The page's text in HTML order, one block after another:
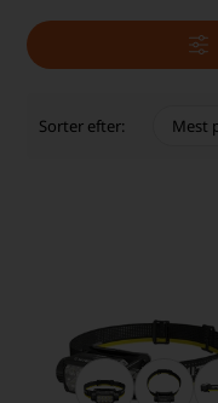
Sorter efter: